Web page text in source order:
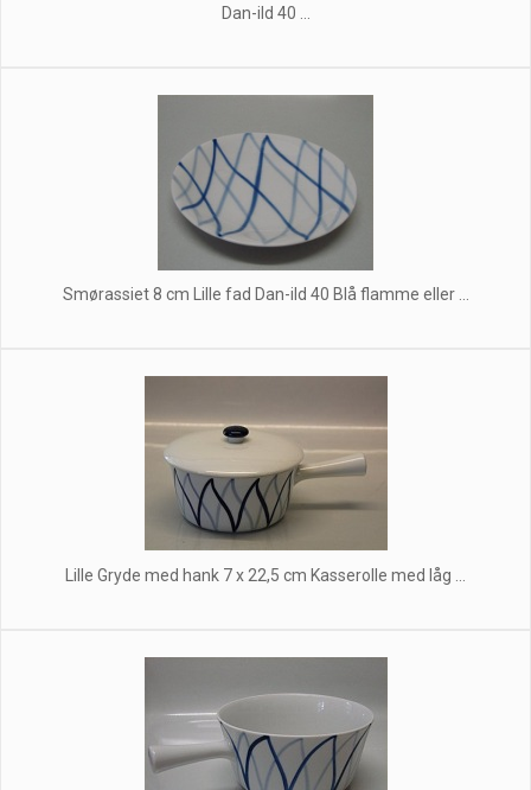
Dan-ild 40 ...
Smørassiet 8 cm Lille fad Dan-ild 40 Blå flamme eller ...
Lille Gryde med hank 7 x 22,5 cm Kasserolle med låg ...